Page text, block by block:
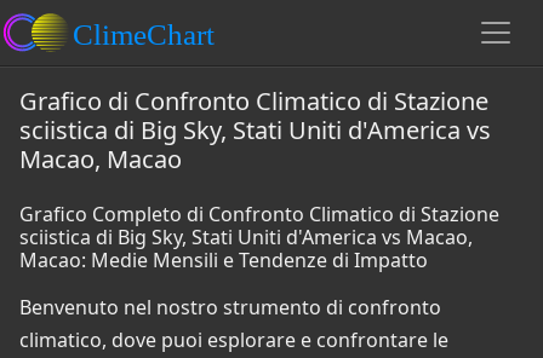
Grafico di Confronto Climatico di Stazione
sciistica di Big Sky, Stati Uniti d'America vs
Macao, Macao
Grafico Completo di Confronto Climatico di Stazione
sciistica di Big Sky, Stati Uniti d'America vs Macao,
Macao: Medie Mensili e Tendenze di Impatto
Benvenuto nel nostro strumento di confronto
climatico, dove puoi esplorare e confrontare le